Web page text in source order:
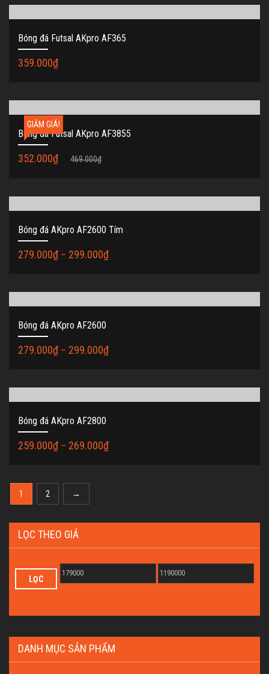
Bóng đá Futsal AKpro AF365
359.000₫
GIẢM GIÁ!
Bóng đá Futsal AKpro AF3855
469.000₫
352.000₫
Bóng đá AKpro AF2600 Tím
279.000₫– 299.000₫
Bóng đá AKpro AF2600
279.000₫– 299.000₫
Bóng đá AKpro AF2800
259.000₫– 269.000₫
1 2 →
LỌC THEO GIÁ
LỌC
DANH MỤC SẢN PHẨM